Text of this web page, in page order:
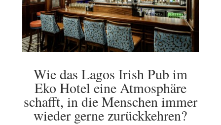
Wie das Lagos Irish Pub im
Eko Hotel eine Atmosphäre
schafft, in die Menschen immer
wieder gerne zurückkehren?